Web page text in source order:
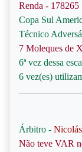
Renda - 178265
Copa Sul
Técnico
7 Moleques de
6ª vez dessa
6 vez(es)
Árbitro -
Não teve VAR